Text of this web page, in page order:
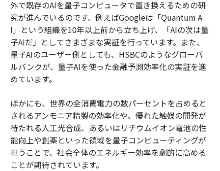
外で既存のAIを量子コンピュータで置き換えるための研
究が進んでいるのです。例えばGoogleは「Quantum A
I」という組織を10年以上前から立ち上げ、「AIの次は量
子AIだ」としてさまざまな実証を行っています。また、
量子AIのユーザー側としても、HSBCのようなグローバ
ルバンクが、量子AIを使った金融予測効率化の実証を進
めています。
ほかにも、世界の全消費電力の数パーセントを占めると
されるアンモニア精製の効率化や、優れた触媒の開発が
待たれる人工光合成、あるいはリチウムイオン電池の性
能向上や創薬といった領域を量子コンピューティングが
担うことで、社会全体のエネルギー効率を劇的に高める
ことが期待されています。